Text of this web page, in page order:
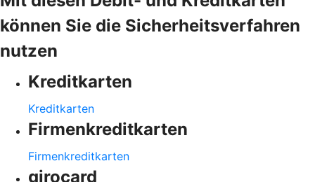
können Sie die Sicherheitsverfahren
nutzen
Kreditkarten
Kreditkarten
Firmenkreditkarten
Firmenkreditkarten
girocard